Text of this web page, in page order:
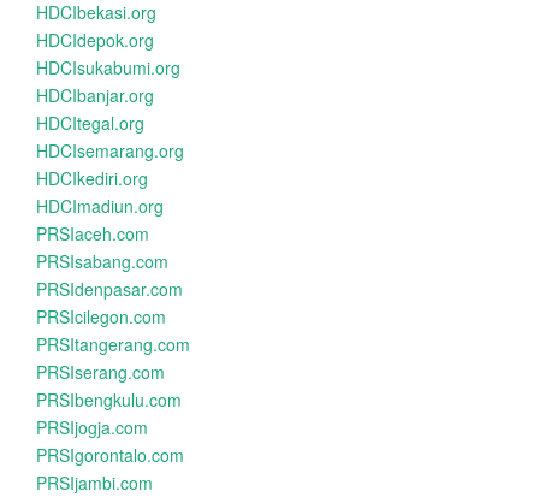
HDCIbekasi.org
HDCIdepok.org
HDCIsukabumi.org
HDCIbanjar.org
HDCItegal.org
HDCIsemarang.org
HDCIkediri.org
HDCImadiun.org
PRSIaceh.com
PRSIsabang.com
PRSIdenpasar.com
PRSIcilegon.com
PRSItangerang.com
PRSIserang.com
PRSIbengkulu.com
PRSIjogja.com
PRSIgorontalo.com
PRSIjambi.com